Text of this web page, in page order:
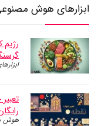
ابزارهای هوش
هوش